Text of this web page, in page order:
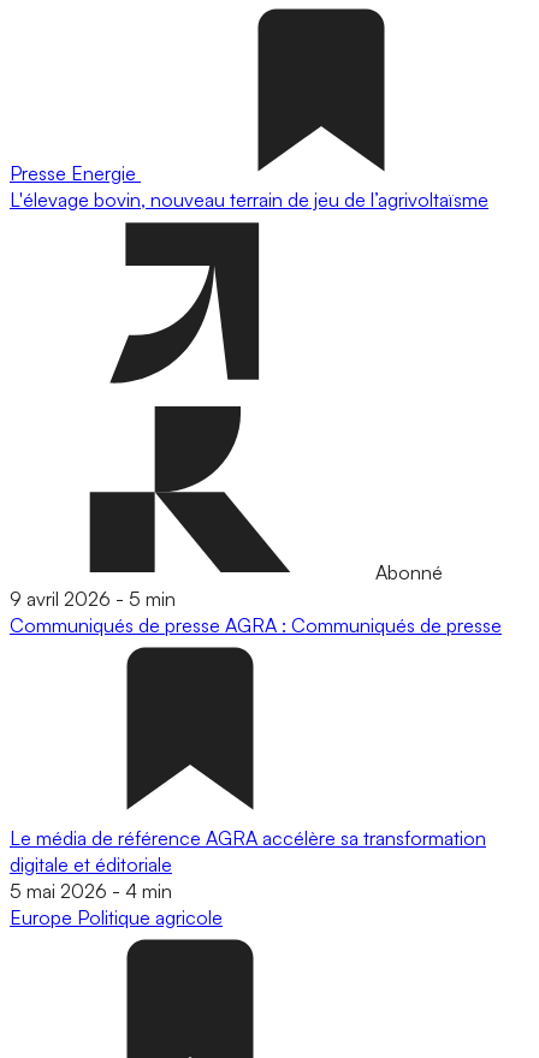
Presse Energie
L'élevage bovin, nouveau terrain de jeu de l’agrivoltaïsme
Abonné
9 avril 2026 - 5 min
Communiqués de presse AGRA : Communiqués de presse
Le média de référence AGRA accélère sa transformation
digitale et éditoriale
5 mai 2026 - 4 min
Europe Politique agricole